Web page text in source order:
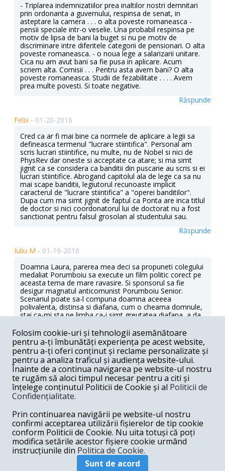
- Triplarea indemnizatiilor prea inaltilor nostri demnitari
prin ordonanta a guvernului, respinsa de senat, in
asteptare la camera . . . o alta poveste romaneasca -
pensii speciale intr-o veselie. Una probabil respinsa pe
motiv de lipsa de bani la buget si nu pe motiv de
discriminare intre diferitele categorii de pensionari. O alta
poveste romaneasca. - o noua lege a salarizarii unitare.
Cica nu am avut bani sa fie pusa in aplicare. Acum
scriem alta. Comisii . . . Pentru asta avem bani? O alta
poveste romaneasca. Studii de fezabilitate . . . . Avem
prea multe povesti. Si toate negative.
Răspunde
Felix - 01-20-2016
Cred ca ar fi mai bine ca normele de aplicare a legii sa
defineasca termenul "lucrare stiintifica". Personal am
scris lucrari stiintifice, nu multe, nu de Nobel si nici de
PhysRev dar oneste si acceptate ca atare; si ma simt
jignit ca se considera ca banditii din puscarie au scris si ei
lucrari stiintifice. Abrogand capitolul ala de lege ca sa nu
mai scape banditii, legiutorul recunoaste implicit
caracterul de "lucrare stiintifica" a "operei banditilor".
Dupa cum ma simt jignit de faptul ca Ponta are inca titlul
de doctor si nici coordonatorul lui de doctorat nu a fost
sanctionat pentru falsul grosolan al studentului sau.
Răspunde
Iuliu M - 01-19-2016
Doamna Laura, parerea mea deci sa propuneti colegului
medaliat Porumboiu sa execute un film politic corect pe
aceasta tema de mare ravasire. Si sponsorul sa fie
desigur magnatul anticomunist Porumboiu Senior.
Scenariul poate sa-l compuna doamna aceeea
polivalenta, distinsa si diafana, cum o cheama domnule,
stai ca-mi sta pe limba ca-i simt greutatea diafana, a da,
Hai rog sa grabim ca nu prea mai gasesc nici un film de
vazut in ultima vreme.
Răspunde
Iuliu M -01-19-2016
Doamna Laura, din punctul meu de vedere poza
dvoastra de profil este prea deci stramta. Deci lipseste
colegul dvoastra de lupta integra anticoruptie
anticomunista, deci dl Giumbix. Rog sa rectificam aceste
mici neajunsuri. Hai multumesc si spor la lupta
anticomunista si anticorupta, fondata de regimul
dvoastra Udrea-Basescu.
Folosim cookie-uri și tehnologii asemănătoare
pentru a-ți îmbunătăți experiența pe acest website,
pentru a-ți oferi conținut și reclame personalizate și
pentru a analiza traficul și audiența website-ului.
Înainte de a continua navigarea pe website-ul nostru
te rugăm să aloci timpul necesar pentru a citi și
înțelege conținutul Politicii de Cookie și al Politicii de
Confidențialitate.
Prin continuarea navigării pe website-ul nostru
confirmi acceptarea utilizării fișierelor de tip cookie
conform Politicii de Cookie. Nu uita totuși că poți
modifica setările acestor fișiere cookie urmând
instrucțiunile din Politica de Cookie.
Sunt de acord